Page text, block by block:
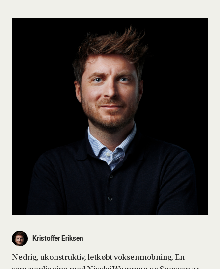
Kristoffer Eriksen
Nedrig, ukonstruktiv, letkøbt voksenmobning. En